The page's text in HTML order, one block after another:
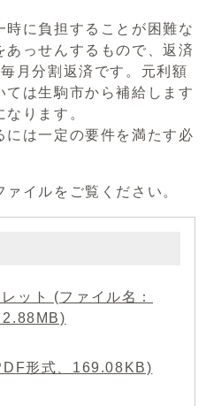
時に負担することが困難な
っせんするもので、返済
月分割返済です。元利額
は生駒市から補給します
ります。
には一定の要件を満たす必
イルをご覧ください。
ット (ファイル名：
形式、169.08KB)